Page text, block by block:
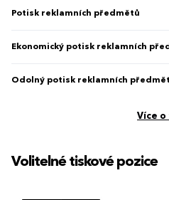
Potisk reklamních předmětů
Ekonomický potisk reklamních
Odolný potisk reklamních
Více
Volitelné tiskové pozice